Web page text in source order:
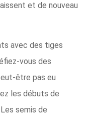
et de nouveau
avec des tiges
vous des
être pas eu
les débuts de
semis de